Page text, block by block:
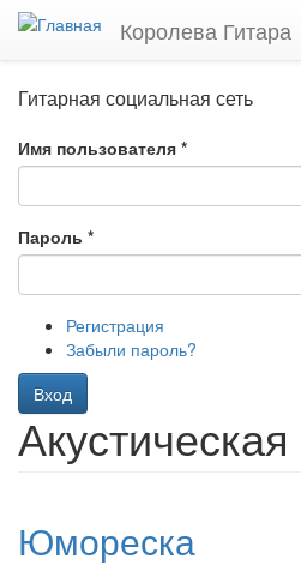
Перейти
Королева Гитара
Гитарная социальная сеть
Имя пользователя *
Пароль *
Регистрация
Забыли пароль?
Вход
Юмореска